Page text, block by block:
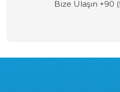
Bize Ulaşın +90